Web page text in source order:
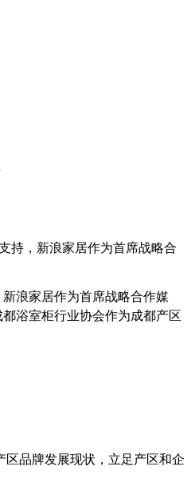
持，新浪家居作为首席战略合
浪家居作为首席战略合作媒
浴室柜行业协会作为成都产区
品牌发展现状，立足产区和企